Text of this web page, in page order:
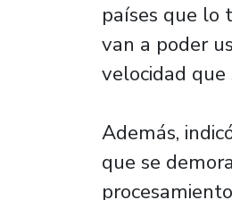
países que lo
van a poder
velocidad que
Además,
que se